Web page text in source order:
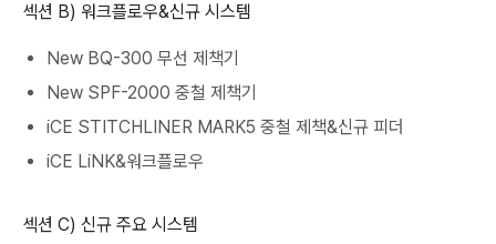
섹션 B) 워크플로우&신규 시스템
New BQ-300 무선 제책기
New SPF-2000 중철 제책기
iCE STITCHLINER MARK5 중철 제책&신규 피더
iCE LiNK&워크플로우
섹션 C) 신규 주요 시스템